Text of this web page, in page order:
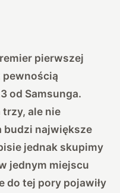
pierwszej
pewnością
od Samsunga.
ale nie
budzi największe
jednak skupimy
jednym miejscu
do tej pory pojawiły